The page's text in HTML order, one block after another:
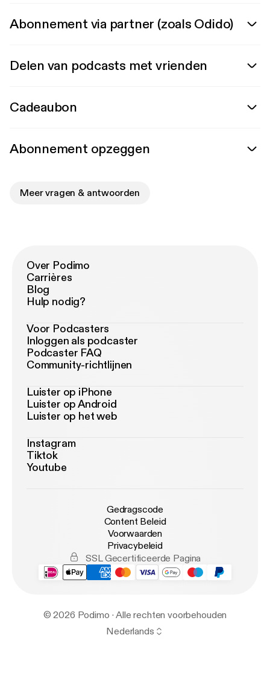
Abonnement via partner (zoals Odido)
Delen van podcasts met vrienden
Cadeaubon
Abonnement opzeggen
Meer vragen & antwoorden
Over Podimo
Carrières
Blog
Hulp nodig?
Voor Podcasters
Inloggen als podcaster
Podcaster FAQ
Community-richtlijnen
Luister op iPhone
Luister op Android
Luister op het web
Instagram
Tiktok
Youtube
Gedragscode
Content Beleid
Voorwaarden
Privacybeleid
SSL Gecertificeerde Pagina
© 2026 Podimo · Alle rechten voorbehouden
Nederlands